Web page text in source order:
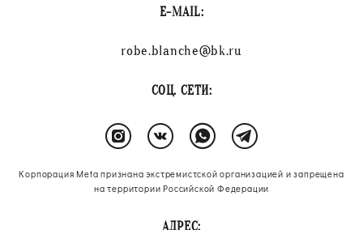
E-MAIL:
robe.blanche@bk.ru
СОЦ. СЕТИ:
Корпорация Meta признана экстремистской организацией и запрещена
на территории Российской Федерации
АДРЕС: